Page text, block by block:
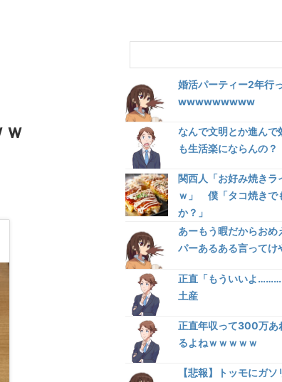
婚活パーティー2年行
wwwwwwwww
なんで文明とか進んで
も生活楽にならんの？
関西人「お好み焼きラ
ｗ」 僕「タコ焼きで
か？」
あーもう暇だからおめ
パーあるある言ってけ
正直「もういいよ………
土産
正直年収って300万あ
るよねｗｗｗｗｗ
【悲報】トッモにガ